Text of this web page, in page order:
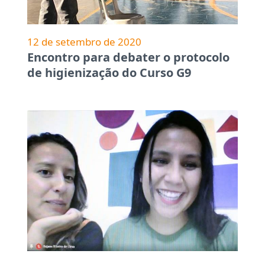
12 de setembro de 2020
Encontro para debater o protocolo
de higienização do Curso G9